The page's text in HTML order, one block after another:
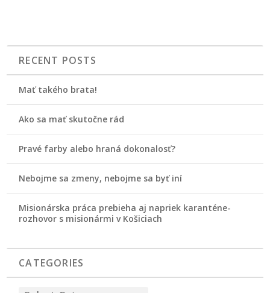
RECENT POSTS
Mať takého brata!
Ako sa mať skutočne rád
Pravé farby alebo hraná dokonalosť?
Nebojme sa zmeny, nebojme sa byť iní
Misionárska práca prebieha aj napriek karanténe-
rozhovor s misionármi v Košiciach
CATEGORIES